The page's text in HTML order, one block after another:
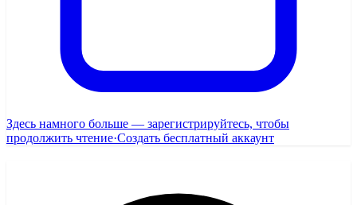
Здесь намного больше — зарегистрируйтесь, чтобы
продолжить чтение·Создать бесплатный аккаунт